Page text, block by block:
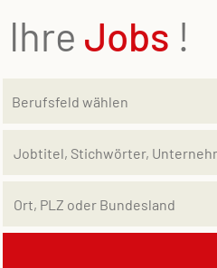
Ihre Jobs !